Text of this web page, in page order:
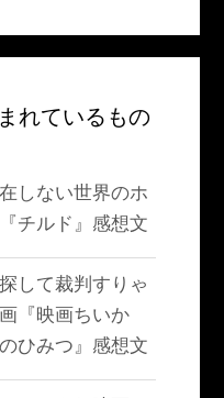
れているもの
しない世界のホ
チルド』感想文
して裁判すりゃ
『映画ちいか
ひみつ』感想文